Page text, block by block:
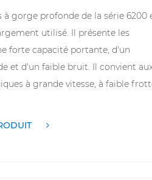
à gorge profonde de la série 6200
utilisé. Il présente les
forte capacité portante, d'un
et d'un faible bruit. Il convient
à grande vitesse, à faible
l'automatisation industrielle, la